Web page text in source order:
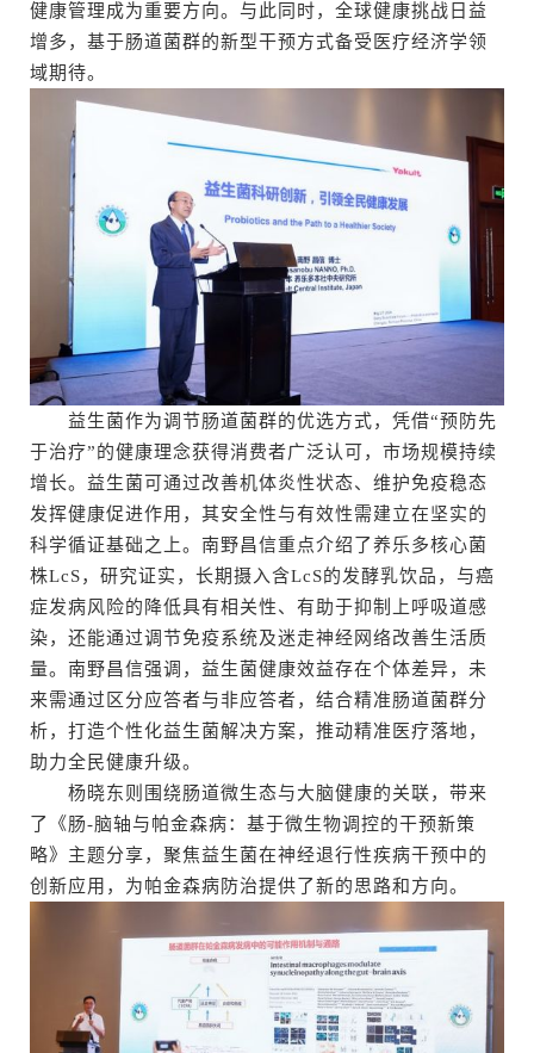
健康管理成为重要方向。与此同时，全球健康挑战日益
增多，基于肠道菌群的新型干预方式备受医疗经济学领
域期待。
益生菌作为调节肠道菌群的优选方式，凭借“预防先
于治疗”的健康理念获得消费者广泛认可，市场规模持续
增长。益生菌可通过改善机体炎性状态、维护免疫稳态
发挥健康促进作用，其安全性与有效性需建立在坚实的
科学循证基础之上。南野昌信重点介绍了养乐多核心菌
株LcS，研究证实，长期摄入含LcS的发酵乳饮品，与癌
症发病风险的降低具有相关性、有助于抑制上呼吸道感
染，还能通过调节免疫系统及迷走神经网络改善生活质
量。南野昌信强调，益生菌健康效益存在个体差异，未
来需通过区分应答者与非应答者，结合精准肠道菌群分
析，打造个性化益生菌解决方案，推动精准医疗落地，
助力全民健康升级。
杨晓东则围绕肠道微生态与大脑健康的关联，带来
了《肠-脑轴与帕金森病：基于微生物调控的干预新策
略》主题分享，聚焦益生菌在神经退行性疾病干预中的
创新应用，为帕金森病防治提供了新的思路和方向。